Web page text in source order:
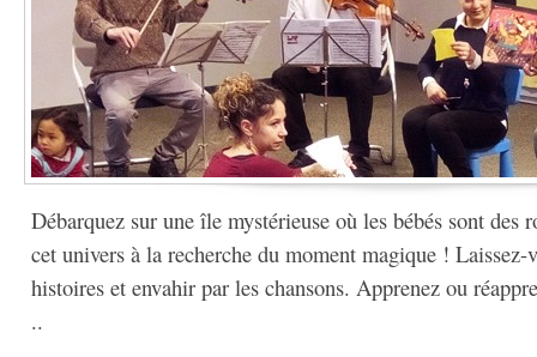
Débarquez sur une île mystérieuse où les bébés sont des
cet univers à la recherche du moment magique ! Laissez-
histoires et envahir par les chansons. Apprenez ou
..